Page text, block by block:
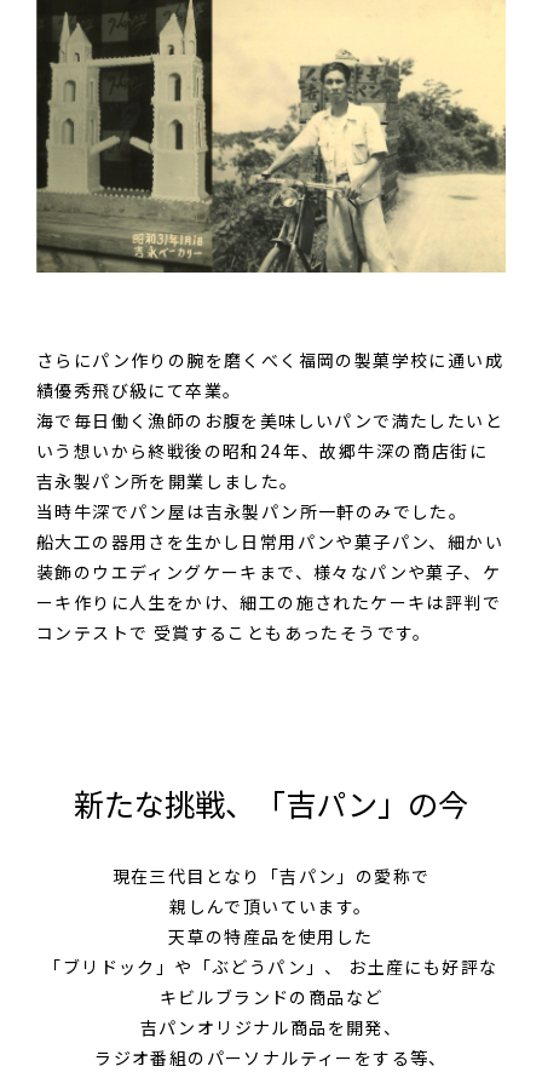
さらにパン作りの腕を磨くべく福岡の製菓学校に通い成
績優秀飛び級にて卒業。
海で毎日働く漁師のお腹を美味しいパンで満たしたいと
いう想いから終戦後の昭和24年、故郷牛深の商店街に
吉永製パン所を開業しました。
当時牛深でパン屋は吉永製パン所一軒のみでした。
船大工の器用さを生かし日常用パンや菓子パン、細かい
装飾のウエディングケーキまで、様々なパンや菓子、ケ
ーキ作りに人生をかけ、細工の施されたケーキは評判で
コンテストで 受賞することもあったそうです。
新たな挑戦、「吉パン」の今
現在三代目となり
「吉パン」の愛称で
親しんで頂いています。
天草の特産品を使用した
「ブリドック」や「ぶどうパン」、
お土産にも好評な
キビルブランドの商品など
吉パンオリジナル商品を開発、
ラジオ番組の パーソナルティーをする等、